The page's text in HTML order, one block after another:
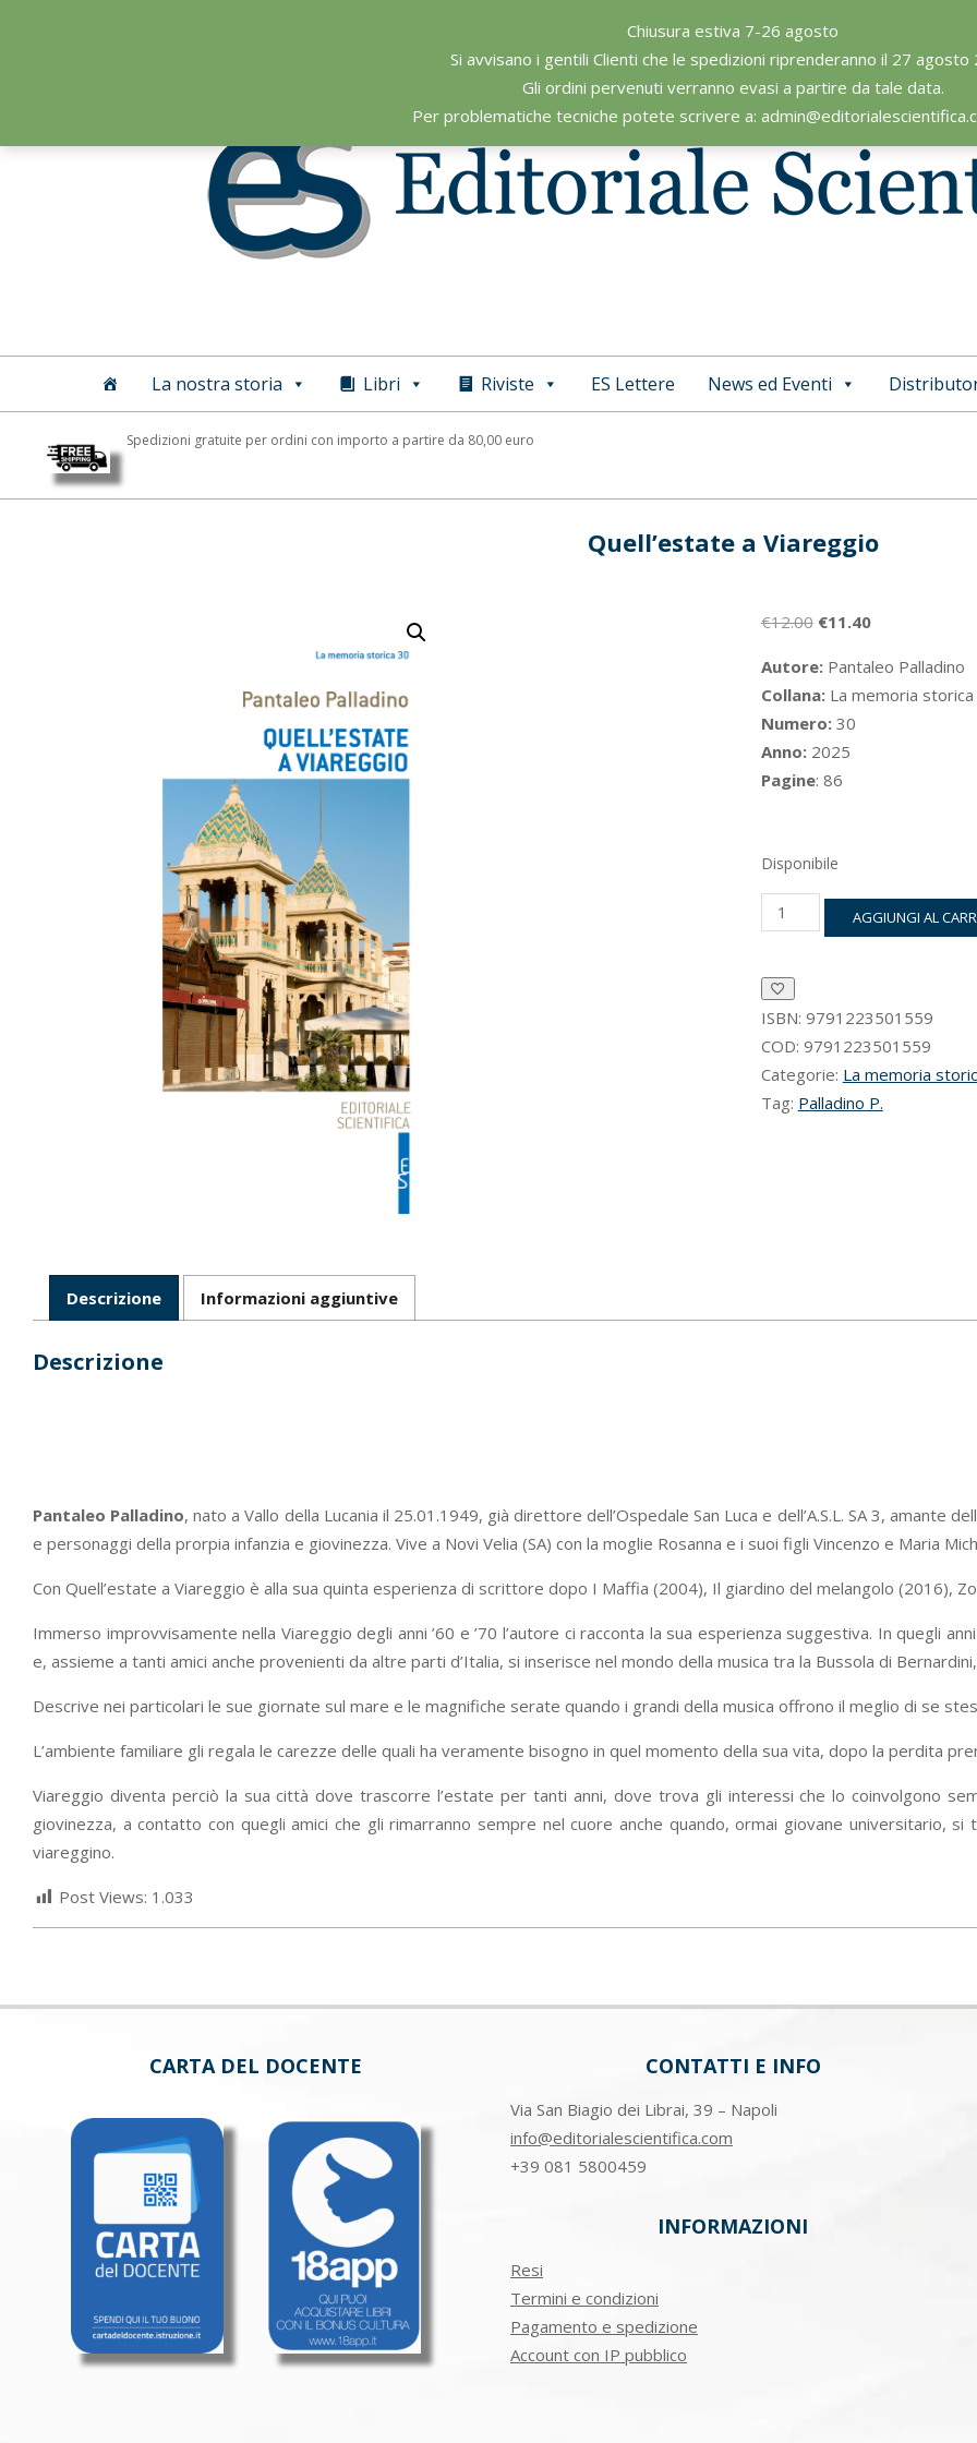
Chiusura estiva 7-26 agosto
Si avvisano i gentili Clienti che le spedizioni riprenderanno il 27 agosto
Gli ordini pervenuti verranno evasi a partire da tale data.
Per problematiche tecniche potete scrivere a:
Editoriale
Scientifica
Primary
La nostra storia Libri Riviste ES Lettere News ed Eventi
Spedizioni gratuite per ordini con importo a partire da 80,00 euro
Quell’estate a Viareggio
€12.00 Il
originale
era:
€12.00.
€11.40Il
attuale
è:
Autore:Pantaleo Palladino
Collana:La memoria storica
Numero:30
Anno:2025
Pagine: 86
Disponibile
Quell'estate
a
AGGIUNGI AL
ISBN: 9791223501559
COD: 9791223501559
Categorie: La memoria
Tag: Palladino P.
Descrizione Informazioni aggiuntive
Descrizione
Pantaleo Palladino, nato a Vallo della Lucania il 25.01.1949, già direttore dell’Ospedale San Luca e dell’A.S.L. SA 3,
e personaggi della prorpia infanzia e giovinezza. Vive a Novi Velia (SA) con la moglie Rosanna e i suoi figli Vincenzo e Maria
Con Quell’estate a Viareggio è alla sua quinta esperienza di scrittore dopo I Maffia (2004), Il giardino del melangolo (2016),
Immerso improvvisamente nella Viareggio degli anni ’60 e ’70 l’autore ci racconta la sua esperienza suggestiva. In quegli
e, assieme a tanti amici anche provenienti da altre parti d’Italia, si inserisce nel mondo della musica tra la Bussola di
Descrive nei particolari le sue giornate sul mare e le magnifiche serate quando i grandi della musica offrono il meglio di se
L’ambiente familiare gli regala le carezze delle quali ha veramente bisogno in quel momento della sua vita, dopo la perdita
Viareggio diventa perciò la sua città dove trascorre l’estate per tanti anni, dove trova gli interessi che lo coinvolgono
giovinezza, a contatto con quegli amici che gli rimarranno sempre nel cuore anche quando, ormai giovane universitario,
viareggino.
Post Views: 1.033
CARTA DEL DOCENTE CONTATTI E INFO
Via San Biagio dei Librai, 39 – Napoli
info@editorialescientifica.com
+39 081 5800459
INFORMAZIONI
Resi
Termini e condizioni
Pagamento e spedizione
Account con IP pubblico